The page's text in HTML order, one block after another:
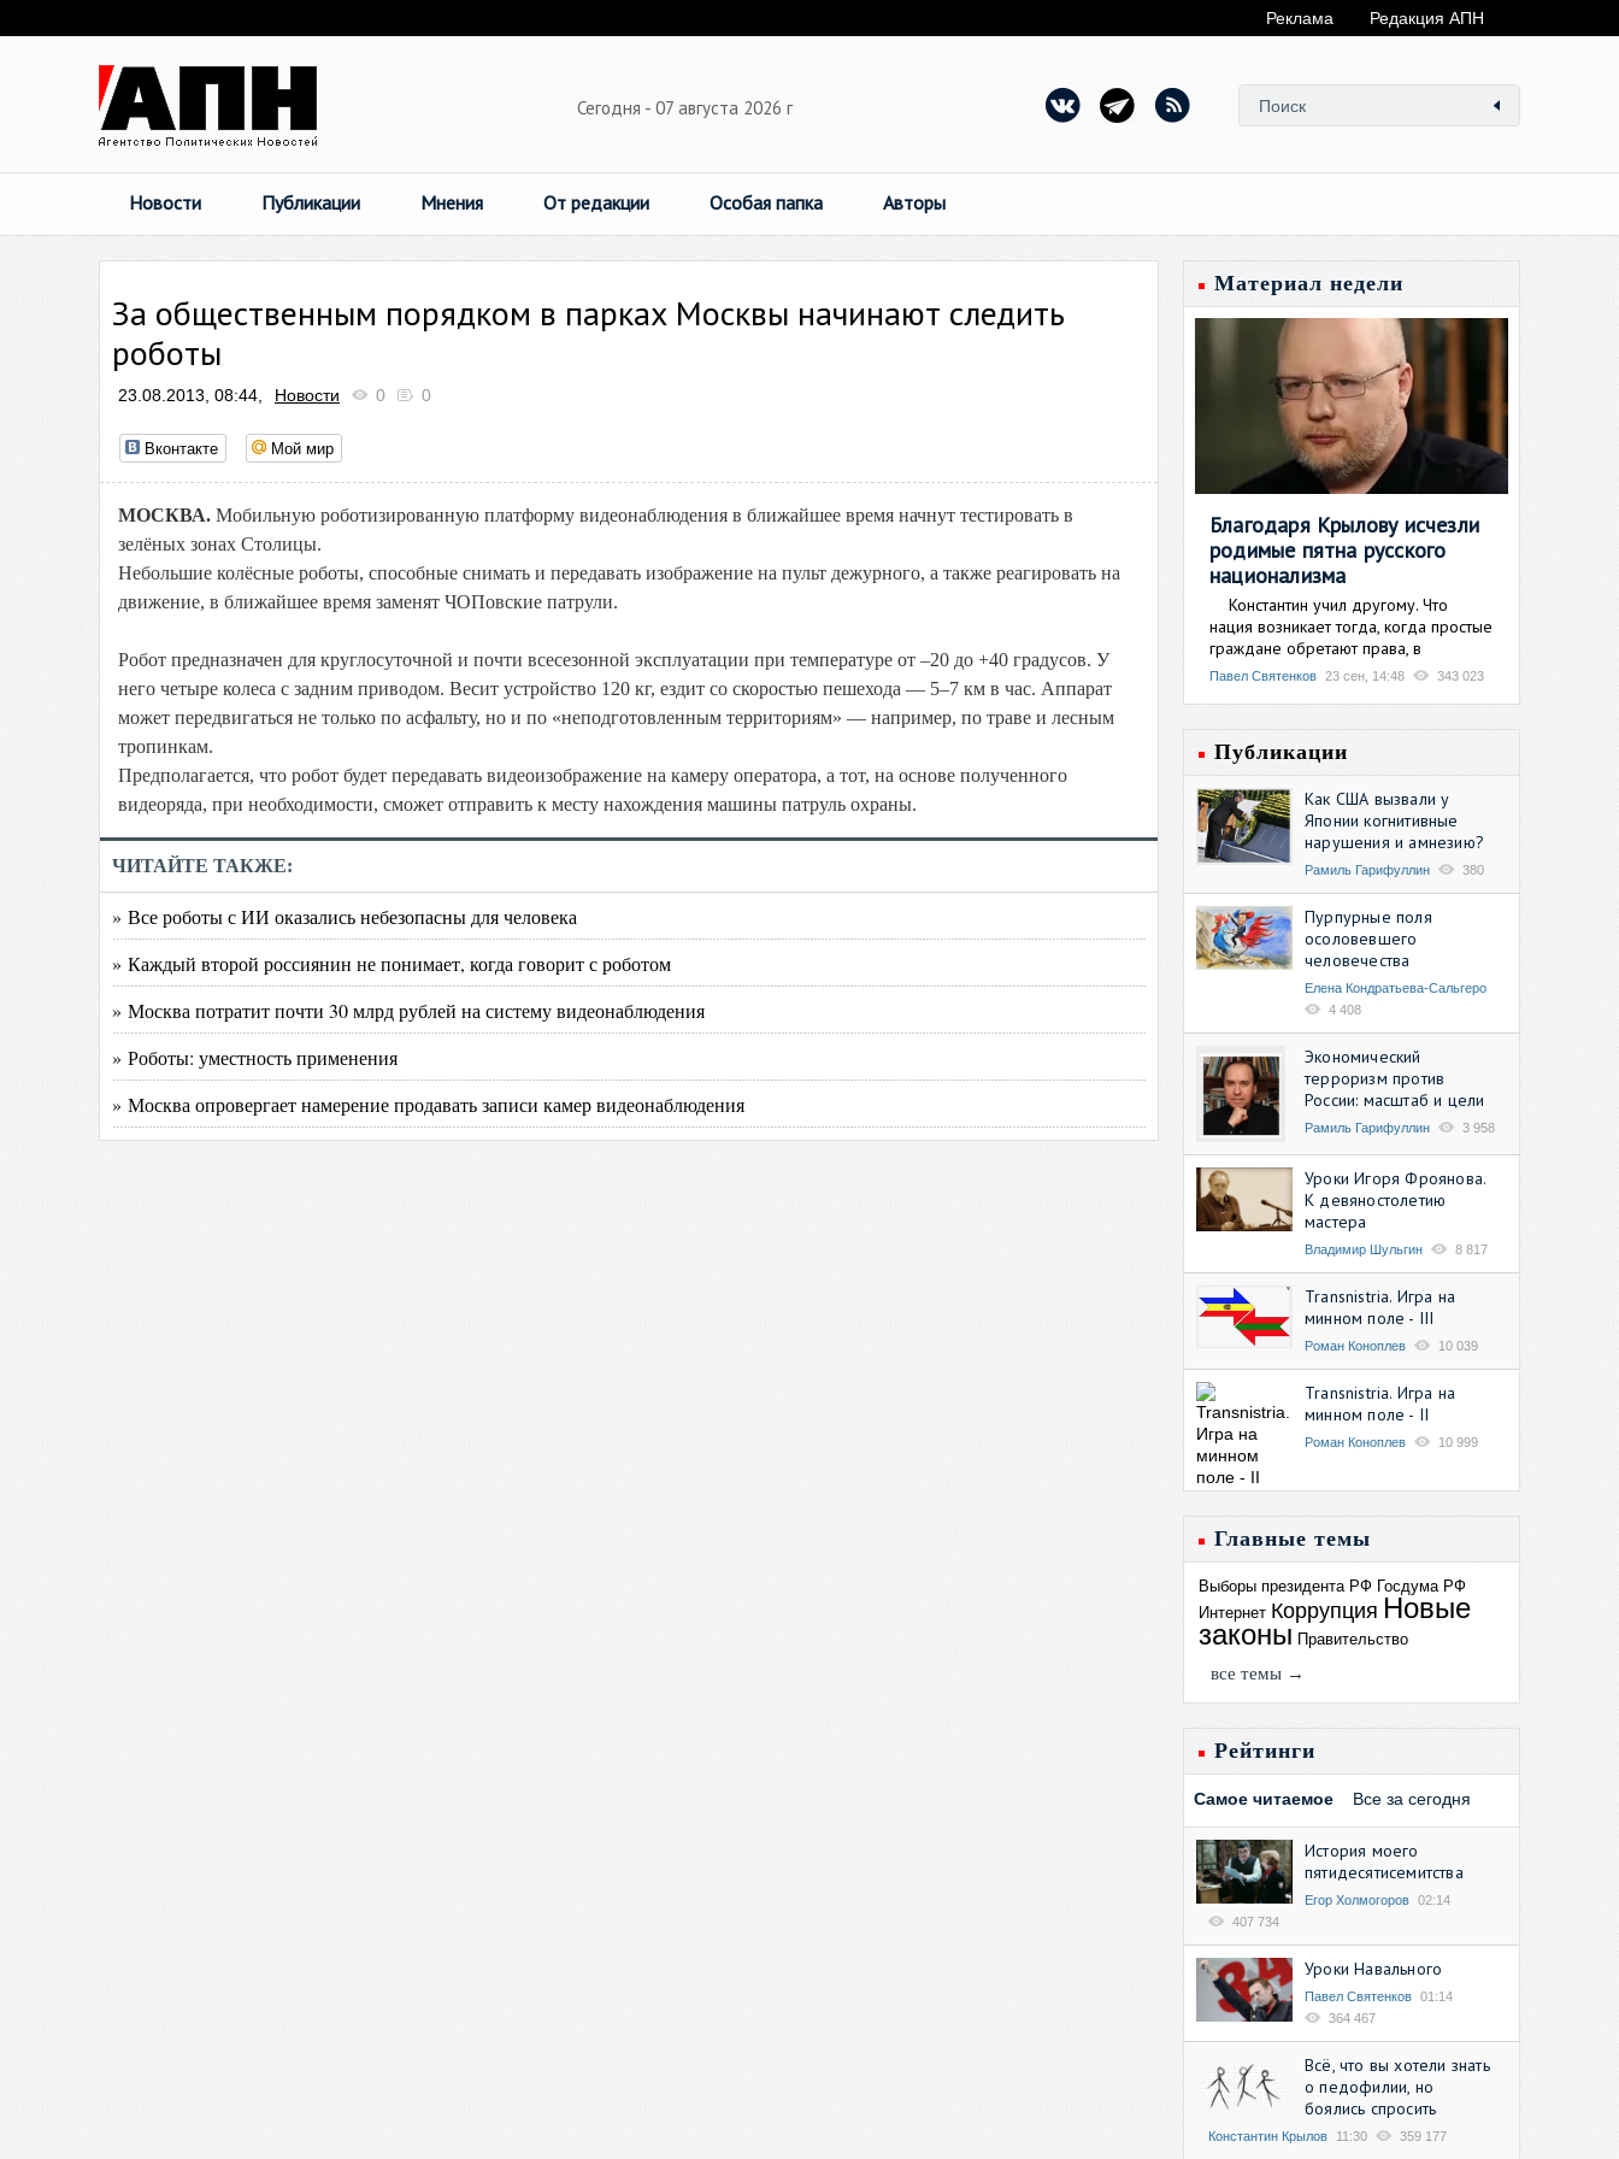
Реклама Редакция АПН
Сегодня - 07 августа 2026 г
Новости Публикации Мнения От редакции Особая папка Авторы
За общественным порядком в парках Москвы начинают следить
роботы
23.08.2013, 08:44, Новости 0 0
Вконтакте Мой мир
МОСКВА. Мобильную роботизированную платформу видеонаблюдения в ближайшее время начнут тестировать в
зелёных зонах Столицы.
Небольшие колёсные роботы, способные снимать и передавать изображение на пульт дежурного, а также реагировать на
движение, в ближайшее время заменят ЧОПовские патрули.
Робот предназначен для круглосуточной и почти всесезонной эксплуатации при температуре от –20 до +40 градусов. У
него четыре колеса с задним приводом. Весит устройство 120 кг, ездит со скоростью пешехода — 5–7 км в час. Аппарат
может передвигаться не только по асфальту, но и по «неподготовленным территориям» — например, по траве и лесным
тропинкам.
Предполагается, что робот будет передавать видеоизображение на камеру оператора, а тот, на основе полученного
видеоряда, при необходимости, сможет отправить к месту нахождения машины патруль охраны.
ЧИТАЙТЕ ТАКЖЕ:
» Все роботы с ИИ оказались небезопасны для человека
» Каждый второй россиянин не понимает, когда говорит с роботом
» Москва потратит почти 30 млрд рублей на систему видеонаблюдения
» Роботы: уместность применения
» Москва опровергает намерение продавать записи камер видеонаблюдения
Материал недели
Благодаря Крылову исчезли
родимые пятна русского
национализма
Константин учил другому. Что
нация возникает тогда, когда простые
граждане обретают права, в
Павел Святенков 23 сен, 14:48 343 023
Публикации
Как США вызвали у
Японии когнитивные
нарушения и амнезию?
Рамиль Гарифуллин 380
Пурпурные поля
осоловевшего
человечества
Елена Кондратьева-Сальгеро
4 408
Экономический
терроризм против
России: масштаб и цели
Рамиль Гарифуллин 3 958
Уроки Игоря Фроянова.
К девяностолетию
мастера
Владимир Шульгин 8 817
Transnistria. Игра на
минном поле - III
Роман Коноплев 10 039
Transnistria. Игра на
минном поле - II
Роман Коноплев 10 999
Главные темы
Выборы президента РФ Госдума РФ
Интернет Коррупция Новые
законы Правительство
все темы →
Рейтинги
Самое читаемое Все за сегодня
История моего
пятидесятисемитства
Егор Холмогоров 02:14
407 734
Уроки Навального
Павел Святенков 01:14
364 467
Всё, что вы хотели знать
о педофилии, но
боялись спросить
Константин Крылов 11:30 359 177